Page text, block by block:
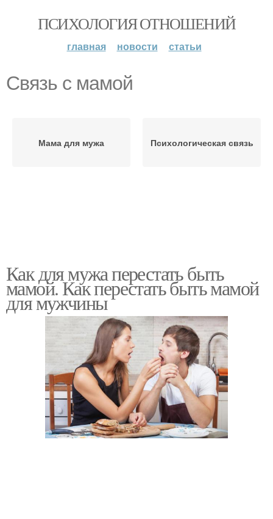
ПСИХОЛОГИЯ ОТНОШЕНИЙ
главная новости статьи
Связь с мамой
Мама для мужа Психологическая связь
Как для мужа перестать быть
мамой. Как перестать быть мамой
для мужчины